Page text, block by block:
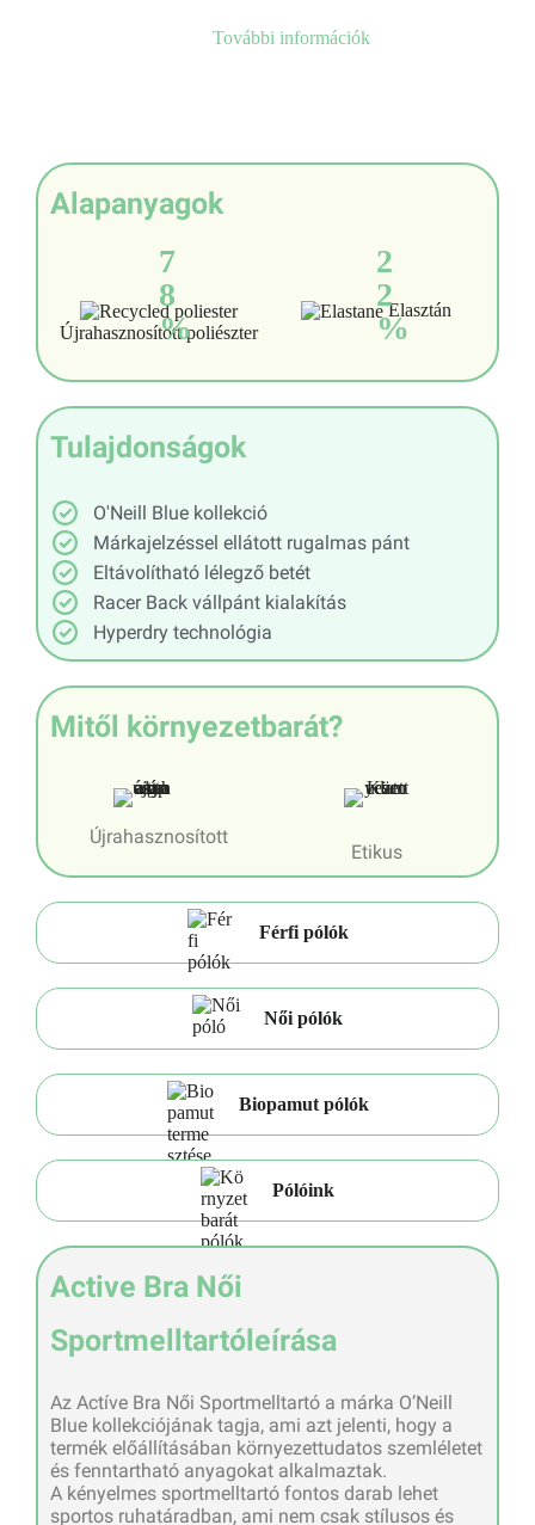
További információk
Alapanyagok
7
8
%
Újrahasznosított poliészter
2
2
%
Elasztán
Tulajdonságok
O'Neill Blue kollekció
Márkajelzéssel ellátott rugalmas pánt
Eltávolítható lélegző betét
Racer Back vállpánt kialakítás
Hyperdry technológia
Mitől környezetbarát?
Újrahasznosított
Etikus
Férfi pólók
Női pólók
Biopamut pólók
Pólóink
Active Bra Női
Sportmelltartóleírása
Az Actíve Bra Női Sportmelltartó a márka O’Neill
Blue kollekciójának tagja, ami azt jelenti, hogy a
termék előállításában környezettudatos szemléletet
és fenntartható anyagokat alkalmaztak.
A kényelmes sportmelltartó fontos darab lehet
sportos ruhatáradban, ami nem csak stílusos és